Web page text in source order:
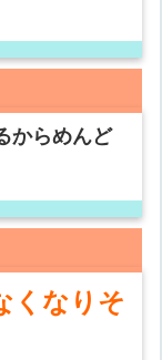
からめんど
くなりそ